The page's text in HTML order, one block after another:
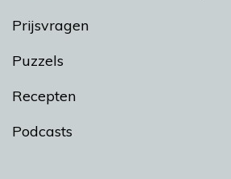
Prijsvragen
Puzzels
Recepten
Podcasts